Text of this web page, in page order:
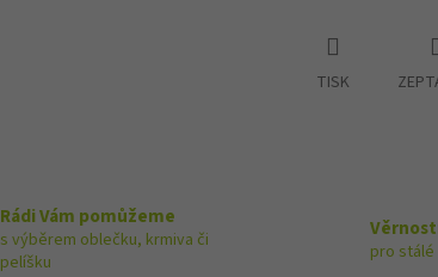
TISK
Rádi Vám pomůžeme
s výběrem oblečku, krmiva či
pelíšku
pro stálé